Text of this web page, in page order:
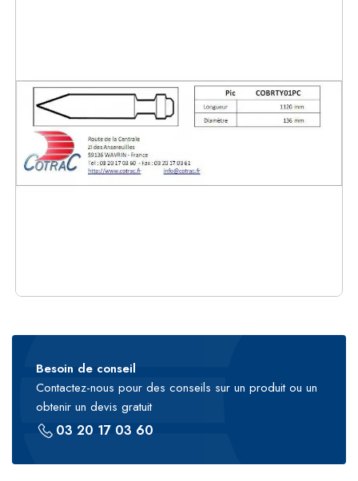
Besoin de conseil
Contactez-nous pour des conseils sur un produit ou un
obtenir un devis gratuit
03 20 17 03 60